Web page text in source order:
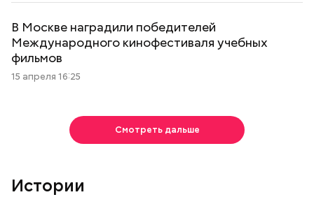
В Москве наградили победителей
Международного кинофестиваля учебных
фильмов
15 апреля 16:25
Смотреть дальше
Истории